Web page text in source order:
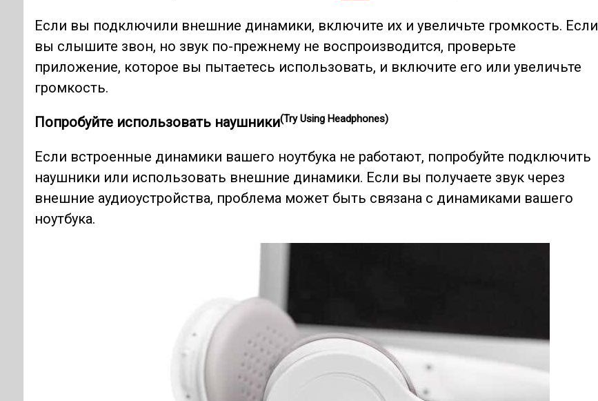
Если вы подключили внешние динамики, включите их и увеличьте громкость. Если
вы слышите звон, но звук по-прежнему не воспроизводится, проверьте
приложение, которое вы пытаетесь использовать, и включите его или увеличьте
громкость.
Попробуйте использовать наушники(Try Using Headphones)
Если встроенные динамики вашего ноутбука не работают, попробуйте подключить
наушники или использовать внешние динамики. Если вы получаете звук через
внешние аудиоустройства, проблема может быть связана с динамиками вашего
ноутбука.